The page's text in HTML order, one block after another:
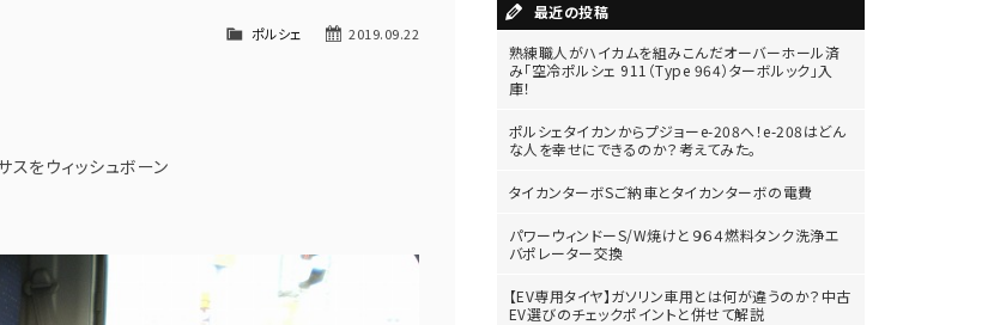
2019.09.22
ポルシェ
スをウィッシュボーン
最近の投稿
熟練職人がハイカムを組みこんだオーバーホール済
み「空冷ポルシェ 911（Type 964）ターボルック」入
庫！
ポルシェタイカンからプジョーe-208へ！e-208はどん
な人を幸せにできるのか？考えてみた。
タイカンターボSご納車とタイカンターボの電費
パワーウィンドーS/W焼けと９６４燃料タンク洗浄エ
バポレーター交換
【EV専用タイヤ】ガソリン車用とは何が違うのか？中古
EV選びのチェックポイントと併せて解説